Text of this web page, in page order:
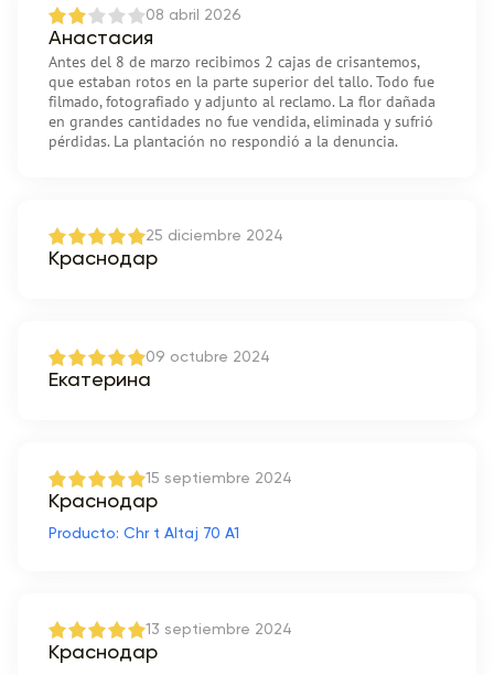
08 abril 2026
Анастасия
Antes del 8 de marzo recibimos 2 cajas de crisantemos,
que estaban rotos en la parte superior del tallo. Todo fue
filmado, fotografiado y adjunto al reclamo. La flor dañada
en grandes cantidades no fue vendida, eliminada y sufrió
pérdidas. La plantación no respondió a la denuncia.
25 diciembre 2024
Краснодар
09 octubre 2024
Екатерина
15 septiembre 2024
Краснодар
Producto: Chr t Altaj 70 A1
13 septiembre 2024
Краснодар